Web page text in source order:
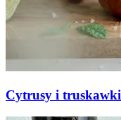
Cytrusy i truskawki